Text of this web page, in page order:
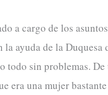
a cargo de los
ayuda de la Duquesa
todo sin problemas.
era una mujer